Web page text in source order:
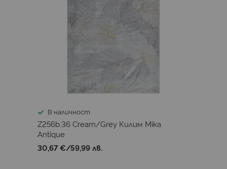
В наличност
Z256b.36 Cream/Grey Килим Mika
Antique
30,67 €/59,99 лв.